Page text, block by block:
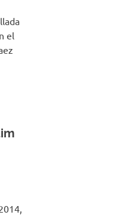
el